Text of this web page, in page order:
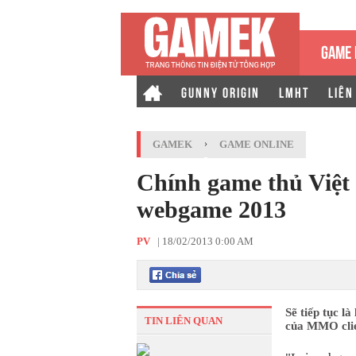
GUNNY ORIGIN LMHT LIÊN
GAMEK › GAME ONLINE
Chính game thủ
webgame 2013
PV | 18/02/2013 0:00 AM
TIN LIÊN QUAN
Sẽ tiếp tục
của MMO